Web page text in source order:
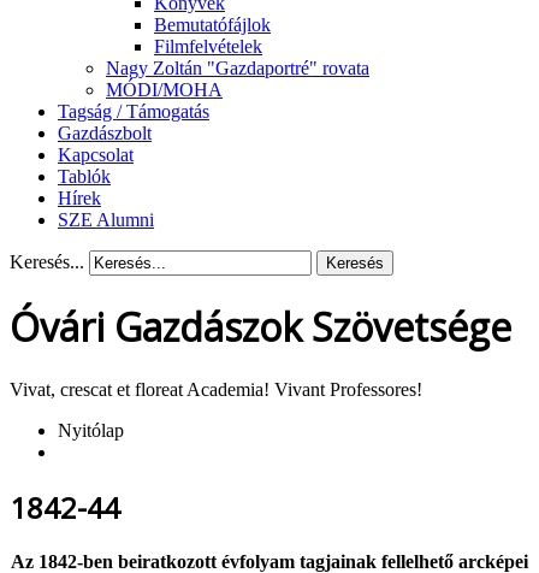
Bemutatófájlok
Filmfelvételek
Nagy Zoltán "Gazdaportré" rovata
MÓDI/MOHA
Tagság / Támogatás
Gazdászbolt
Kapcsolat
Tablók
Hírek
SZE Alumni
Keresés... Keresés
Óvári Gazdászok Szövetsége
Vivat, crescat et floreat Academia! Vivant Professores!
Nyitólap
1842-44
Az 1842-ben beiratkozott évfolyam tagjainak fellelhető arcképei